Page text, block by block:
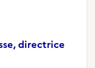
directrice